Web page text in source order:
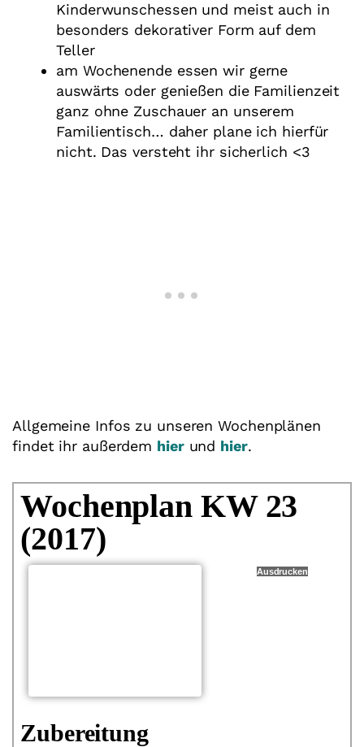
Kinderwunschessen und meist auch in
besonders dekorativer Form auf dem
Teller
am Wochenende essen wir gerne
auswärts oder genießen die Familienzeit
ganz ohne Zuschauer an unserem
Familientisch… daher plane ich hierfür
nicht. Das versteht ihr sicherlich <3
Allgemeine Infos zu unseren Wochenplänen
findet ihr außerdem hierund hier.
Wochenplan KW 23
(2017)
Ausdrucken
Zubereitung